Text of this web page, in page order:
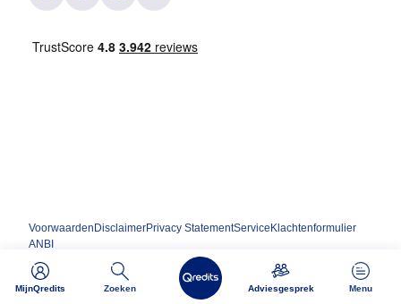
MijnQredits Zoeken Adviesgesprek Menu
Voorwaarden DisclaimerPrivacy StatementService Klachtenformulier
ANBI